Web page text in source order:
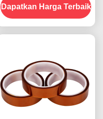
Pembayaran Kartu Kredit
untuk Model Sebelumnya
Dapatkan Harga Terbaik